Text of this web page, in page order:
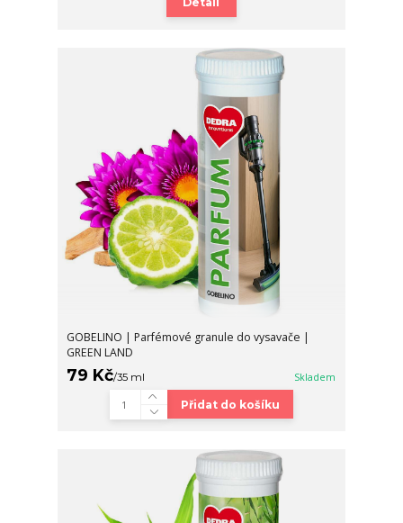
GOBELINO | Parfémové granule do vysavače |
GREEN LAND
79 Kč/35 ml Skladem
Přidat do košíku